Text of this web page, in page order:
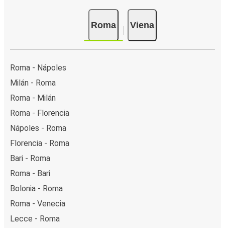
Roma Viena
Roma - Nápoles
Milán - Roma
Roma - Milán
Roma - Florencia
Nápoles - Roma
Florencia - Roma
Bari - Roma
Roma - Bari
Bolonia - Roma
Roma - Venecia
Lecce - Roma